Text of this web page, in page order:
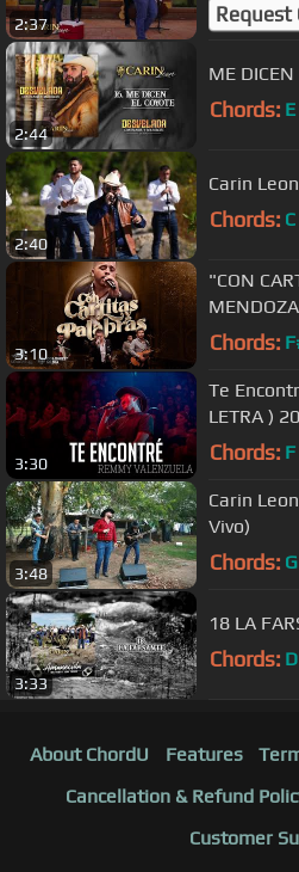
2:37 Request
2:44
ME
Chords: E
2:40
Carin
Chords: C
3:10
"CON
MENDOZA
Chords:
3:30
Te
LETRA )
Chords: F
3:48
Carin
Vivo)
Chords: G
3:33
18 LA
Chords: D
About ChordU Features
Cancellation & Refund
Customer